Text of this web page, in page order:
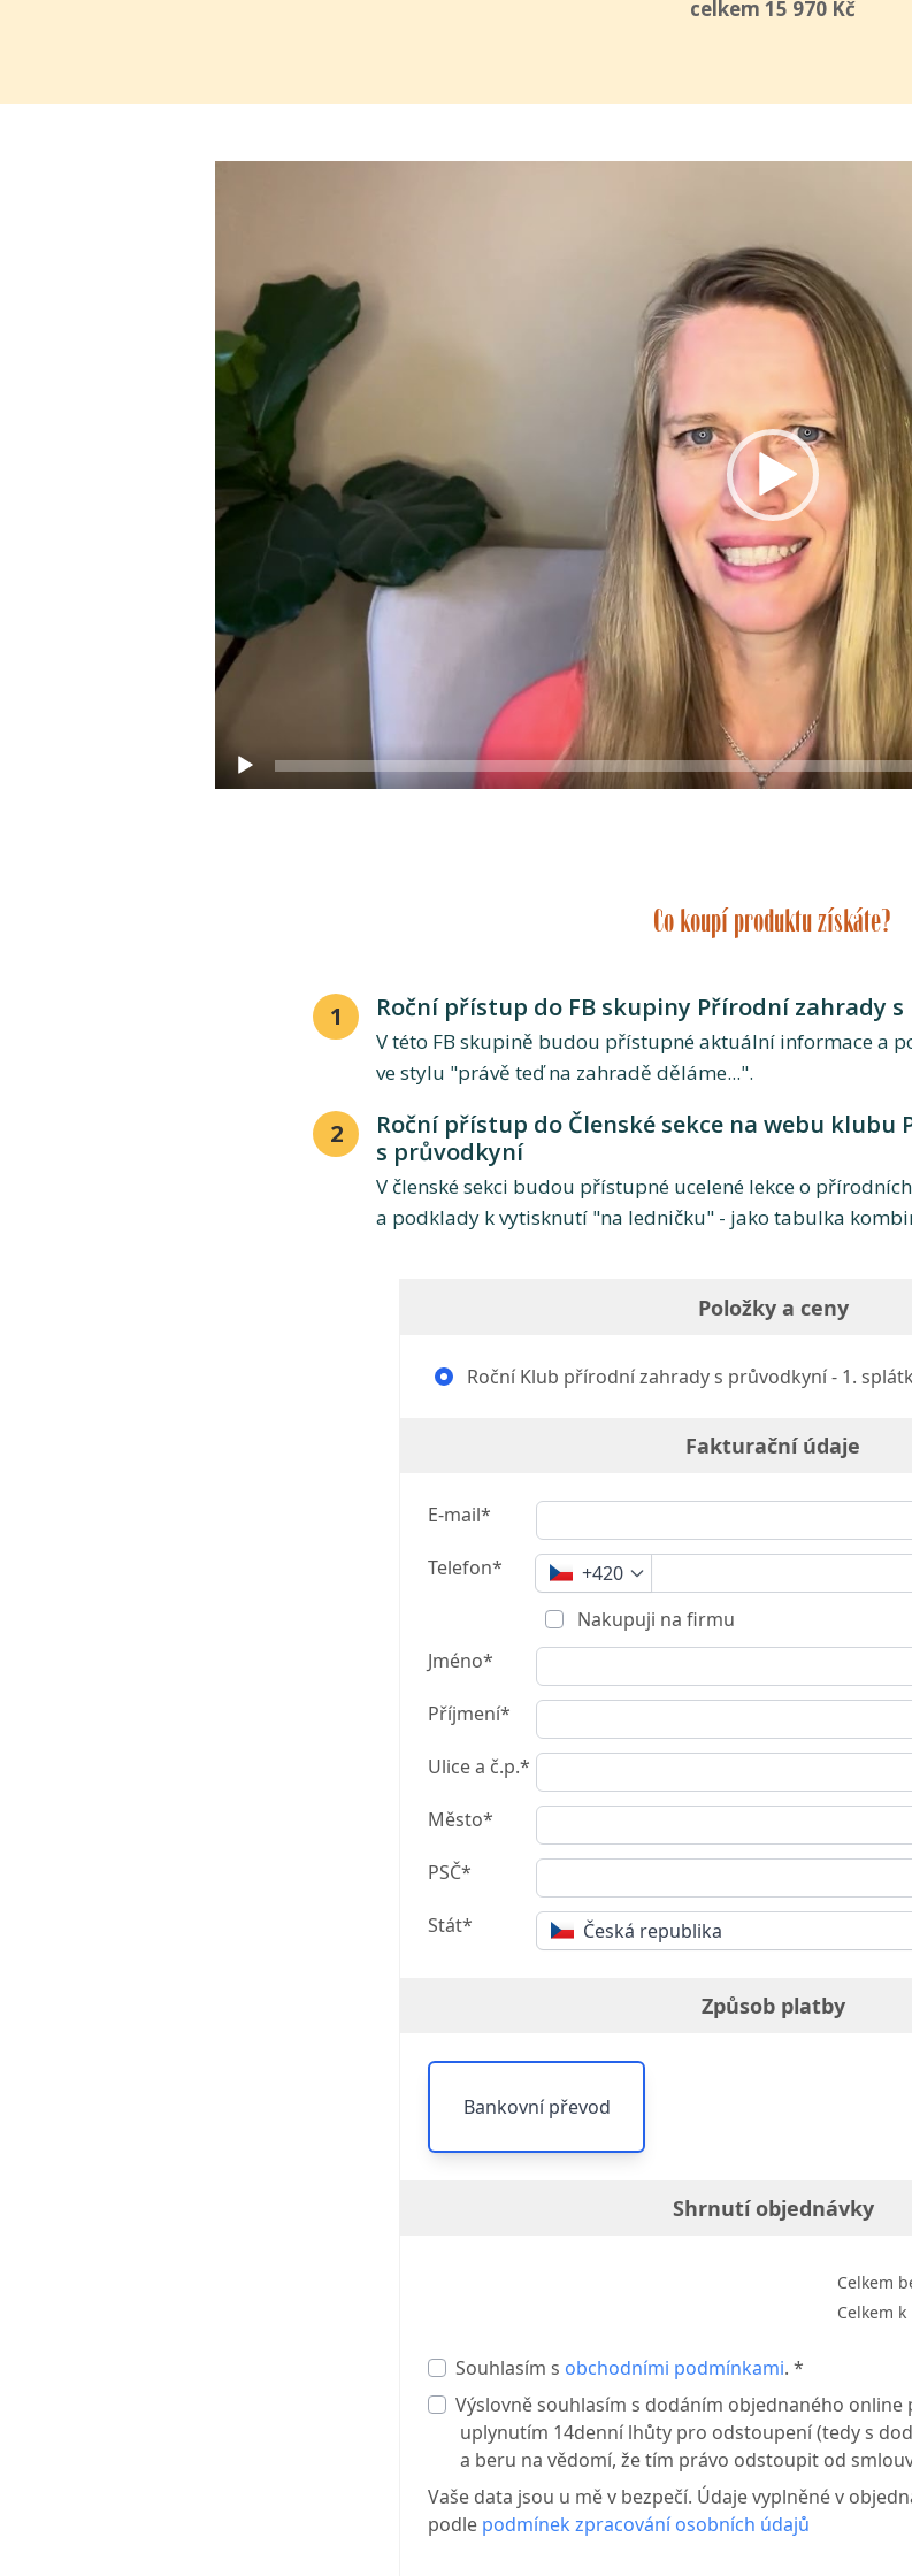
celkem 15 970 Kč
Co koupí produktu získáte?
1 Roční přístup do FB skupiny Přírodní zahrady
V této FB skupině budou přístupné aktuální informace a
ve stylu "právě teď na zahradě děláme...".
2
Roční přístup do Členské sekce na webu klubu
s průvodkyní
V členské sekci budou přístupné ucelené lekce o
a podklady k vytisknutí "na ledničku" - jako tabulka
Položky a ceny
Roční Klub přírodní zahrady s průvodkyní - 1.
Fakturační údaje
E-mail*
Telefon*
+420
Nakupuji na firmu
Jméno*
Příjmení*
Ulice a č.p.*
Město*
PSČ*
Stát* Česká republika
Způsob platby
Bankovní převod
Shrnutí objednávky
Celkem
Celkem
Souhlasím s obchodními podmínkami. *
Výslovně souhlasím s dodáním objednaného
uplynutím 14denní lhůty pro odstoupení (tedy s
a beru na vědomí, že tím právo odstoupit od
Vaše data jsou u mě v bezpečí. Údaje vyplněné v
podle podmínek zpracování osobních údajů